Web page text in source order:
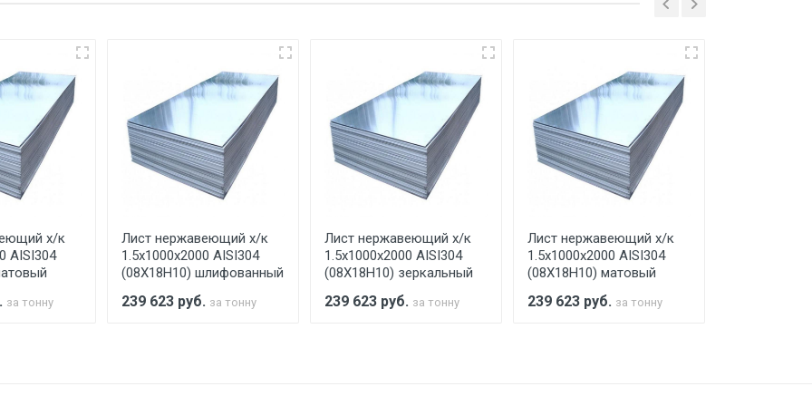
Центральный проезд 27. Погрузка производится только в открытую машину. Ручная
в размере, установленном поставщиком.
обязан обеспечить подъезные пути для разгружаемого а/м. На разгрузку автомобиля
индивидуально.
х/к
AISI304
за тонну
Лист нержавеющий х/к
1.5х1000х2000 AISI304
(08Х18Н10) шлифованный
239 623 руб. за тонну
Лист нержавеющий х/к
1.5х1000х2000 AISI304
(08Х18Н10) зеркальный
239 623 руб. за тонну
Лист нержавеющий х/к
1.5х1000х2000 AISI304
(08Х18Н10) матовый
239 623 руб. за тонну